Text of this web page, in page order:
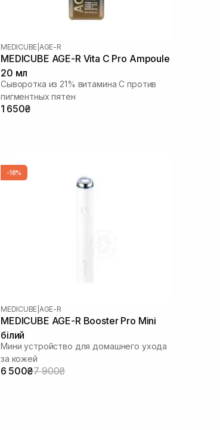
MEDICUBE AGE-R
MEDICUBE AGE-R Vita C Pro Ampoule
20 мл
Сыворотка из 21% витамина С против
пигментных пятен
1 650₴
-18%
MEDICUBE AGE-R
MEDICUBE AGE-R Booster Pro Mini
білий
Мини устройство для домашнего ухода
за кожей
6 500₴7 900₴